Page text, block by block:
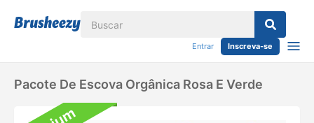
Entrar Inscreva-se
Pacote De Escova Orgânica Rosa E Verde